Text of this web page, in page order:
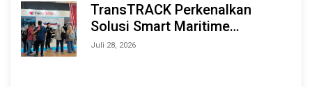
TransTRACK Perkenalkan
Solusi Smart Maritime
Monitoring Berbasis AI dan IoT
Juli 28, 2026